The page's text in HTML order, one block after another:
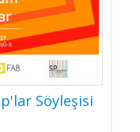
Söyleşisi